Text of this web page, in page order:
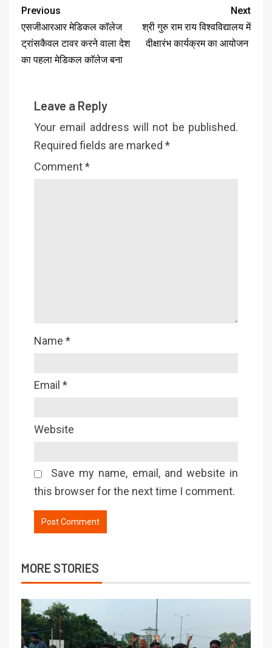
Previous
एसजीआरआर मेडिकल काॅलेज
ट्रांसकैवल टावर करने वाला देश
का पहला मेडिकल काॅलेज बना
Next
श्री गुरु राम राय विश्वविद्यालय में
दीक्षारंभ कार्यक्रम का आयोजन
Leave a Reply
Your email address will not be published.
Required fields are marked *
Comment*
Name *
Email *
Website
Save my name, email, and website in
this browser for the next time I comment.
MORE STORIES